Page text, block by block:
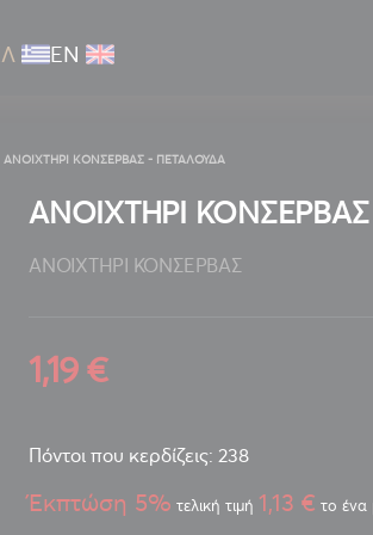
ΕΝ
ΑΝΟΙΧΤΗΡΙ ΚΟΝΣΕΡΒΑΣ - ΠΕΤΑΛΟΥΔΑ
ΑΝΟΙΧΤΗΡΙ
ΑΝΟΙΧΤΗΡΙ ΚΟΝΣΕΡΒΑΣ
1,19 €
Πόντοι που κερδίζεις: 238
Έκπτώση 5% τελική τιμή 1,13 € το ένα